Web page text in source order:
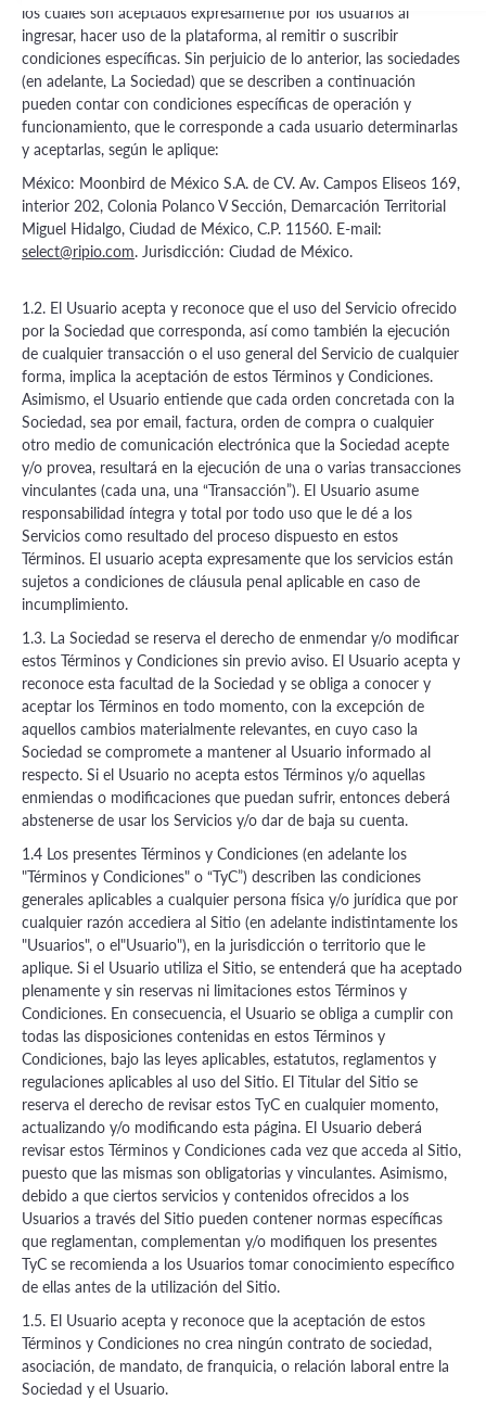
los cuáles son aceptados expresamente por los usuarios al
ingresar, hacer uso de la plataforma, al remitir o suscribir
condiciones específicas. Sin perjuicio de lo anterior, las sociedades
(en adelante, La Sociedad) que se describen a continuación
pueden contar con condiciones específicas de operación y
funcionamiento, que le corresponde a cada usuario determinarlas
y aceptarlas, según le aplique:
México: Moonbird de México S.A. de CV. Av. Campos Eliseos 169,
interior 202, Colonia Polanco V Sección, Demarcación Territorial
Miguel Hidalgo, Ciudad de México, C.P. 11560. E-mail:
select@ripio.com. Jurisdicción: Ciudad de México.
1.2. El Usuario acepta y reconoce que el uso del Servicio ofrecido
por la Sociedad que corresponda, así como también la ejecución
de cualquier transacción o el uso general del Servicio de cualquier
forma, implica la aceptación de estos Términos y Condiciones.
Asimismo, el Usuario entiende que cada orden concretada con la
Sociedad, sea por email, factura, orden de compra o cualquier
otro medio de comunicación electrónica que la Sociedad acepte
y/o provea, resultará en la ejecución de una o varias transacciones
vinculantes (cada una, una “Transacción”). El Usuario asume
responsabilidad íntegra y total por todo uso que le dé a los
Servicios como resultado del proceso dispuesto en estos
Términos. El usuario acepta expresamente que los servicios están
sujetos a condiciones de cláusula penal aplicable en caso de
incumplimiento.
1.3. La Sociedad se reserva el derecho de enmendar y/o modificar
estos Términos y Condiciones sin previo aviso. El Usuario acepta y
reconoce esta facultad de la Sociedad y se obliga a conocer y
aceptar los Términos en todo momento, con la excepción de
aquellos cambios materialmente relevantes, en cuyo caso la
Sociedad se compromete a mantener al Usuario informado al
respecto. Si el Usuario no acepta estos Términos y/o aquellas
enmiendas o modificaciones que puedan sufrir, entonces deberá
abstenerse de usar los Servicios y/o dar de baja su cuenta.
1.4 Los presentes Términos y Condiciones (en adelante los
"Términos y Condiciones" o “TyC”) describen las condiciones
generales aplicables a cualquier persona física y/o jurídica que por
cualquier razón accediera al Sitio (en adelante indistintamente los
"Usuarios", o el"Usuario"), en la jurisdicción o territorio que le
aplique. Si el Usuario utiliza el Sitio, se entenderá que ha aceptado
plenamente y sin reservas ni limitaciones estos Términos y
Condiciones. En consecuencia, el Usuario se obliga a cumplir con
todas las disposiciones contenidas en estos Términos y
Condiciones, bajo las leyes aplicables, estatutos, reglamentos y
regulaciones aplicables al uso del Sitio. El Titular del Sitio se
reserva el derecho de revisar estos TyC en cualquier momento,
actualizando y/o modificando esta página. El Usuario deberá
revisar estos Términos y Condiciones cada vez que acceda al Sitio,
puesto que las mismas son obligatorias y vinculantes. Asimismo,
debido a que ciertos servicios y contenidos ofrecidos a los
Usuarios a través del Sitio pueden contener normas específicas
que reglamentan, complementan y/o modifiquen los presentes
TyC se recomienda a los Usuarios tomar conocimiento específico
de ellas antes de la utilización del Sitio.
1.5. El Usuario acepta y reconoce que la aceptación de estos
Términos y Condiciones no crea ningún contrato de sociedad,
asociación, de mandato, de franquicia, o relación laboral entre la
Sociedad y el Usuario.